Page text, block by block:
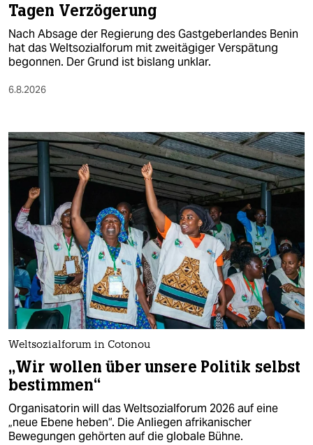
epaper login
Tagen Verzögerung
Nach Absage der Regierung des Gastgeberlandes Benin
hat das Weltsozialforum mit zweitägiger Verspätung
begonnen. Der Grund ist bislang unklar.
6.8.2026
Weltsozialforum in Cotonou
„Wir wollen über unsere Politik selbst
bestimmen“
Organisatorin will das Weltsozialforum 2026 auf eine
„neue Ebene heben“. Die Anliegen afrikanischer
Bewegungen gehörten auf die globale Bühne.